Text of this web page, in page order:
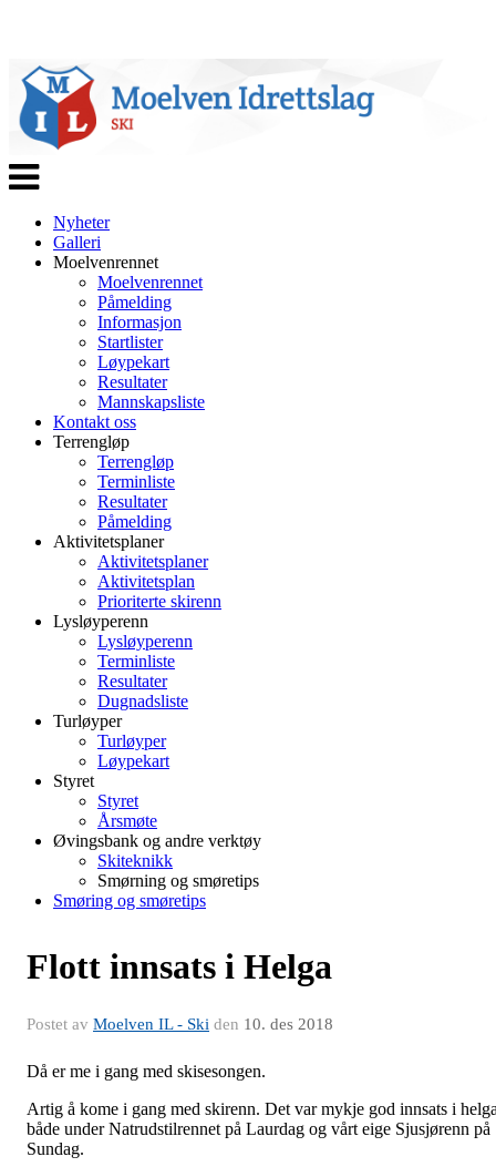
Veksle
navigasjon
Nyheter
Galleri
Moelvenrennet
Moelvenrennet
Påmelding
Informasjon
Startlister
Løypekart
Resultater
Mannskapsliste
Kontakt oss
Terrengløp
Terrengløp
Terminliste
Resultater
Påmelding
Aktivitetsplaner
Aktivitetsplaner
Aktivitetsplan
Prioriterte skirenn
Lysløyperenn
Lysløyperenn
Terminliste
Resultater
Dugnadsliste
Turløyper
Turløyper
Løypekart
Styret
Styret
Årsmøte
Øvingsbank og andre verktøy
Skiteknikk
Smørning og smøretips
Smøring og smøretips
Flott innsats i Helga
Postet av Moelven IL - Ski den 10. des 2018
Då er me i gang med skisesongen.
Artig å kome i gang med skirenn. Det var mykje god innsats i
både under Natrudstilrennet på Laurdag og vårt eige Sjusjørenn på
Sundag.